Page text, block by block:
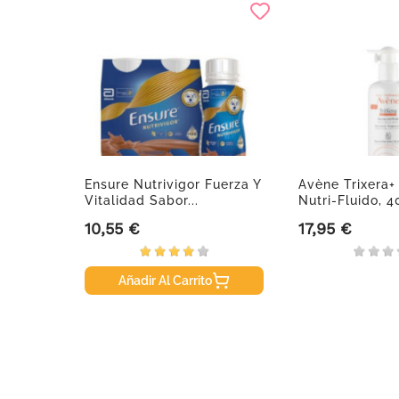
Ensure Nutrivigor Fuerza Y
Vitalidad Sabor...
Precio
10,55 €
Añadir Al Carrito
Avène
Nutri-Fluido,
Precio
17,95 €